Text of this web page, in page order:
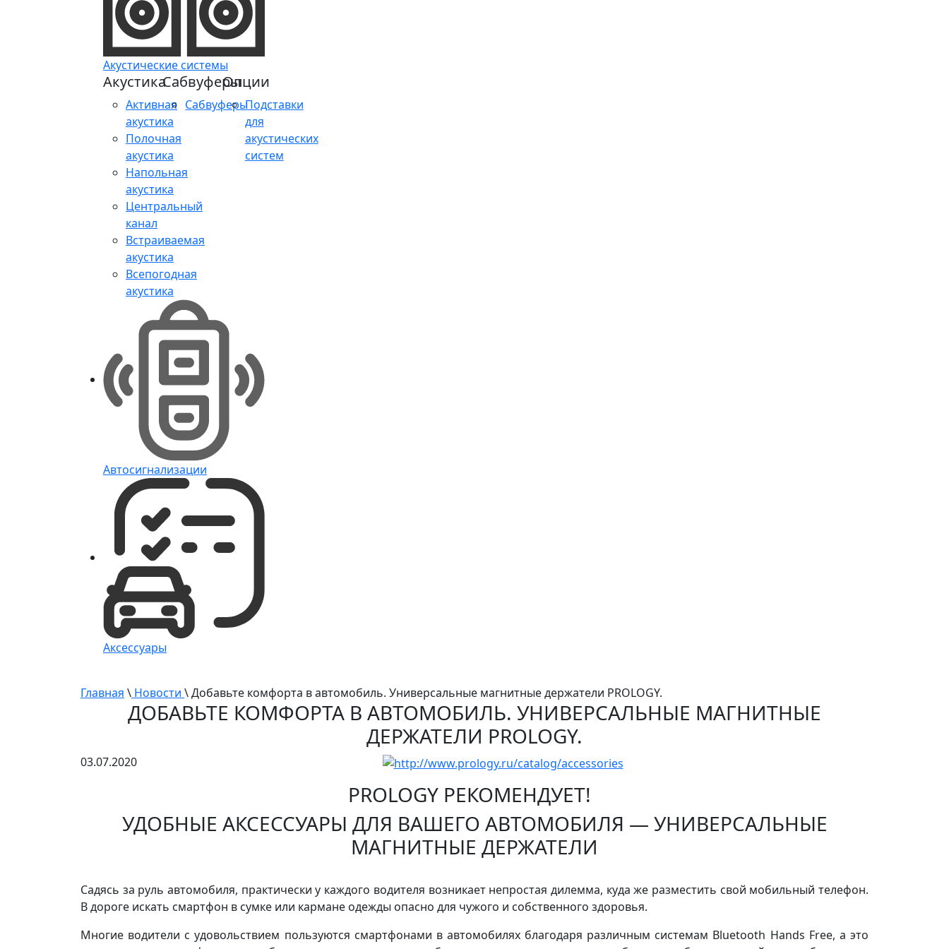
Акустические системы
Акустика
Активная
акустика
Полочная
акустика
Напольная
акустика
Центральный
канал
Встраиваемая
акустика
Всепогодная
акустика
Сабвуферы
Сабвуферы
Опции
Подставки
для
акустических
систем
Автосигнализации
Аксессуары
Главная \ Новости \ Добавьте комфорта в автомобиль. Универсальные магнитные держатели PROLOGY.
ДОБАВЬТЕ КОМФОРТА В АВТОМОБИЛЬ. УНИВЕРСАЛЬНЫЕ МАГНИТНЫЕ
ДЕРЖАТЕЛИ PROLOGY.
03.07.2020
PROLOGY РЕКОМЕНДУЕТ!
УДОБНЫЕ АКСЕССУАРЫ ДЛЯ ВАШЕГО АВТОМОБИЛЯ — УНИВЕРСАЛЬНЫЕ
МАГНИТНЫЕ ДЕРЖАТЕЛИ
Садясь за руль автомобиля, практически у каждого водителя возникает непростая дилемма, куда же разместить свой мобильный телефон.
В дороге искать смартфон в сумке или кармане одежды опасно для чужого и собственного здоровья.
Многие водители с удовольствием пользуются смартфонами в автомобилях благодаря различным системам Bluetooth Hands Free, а это